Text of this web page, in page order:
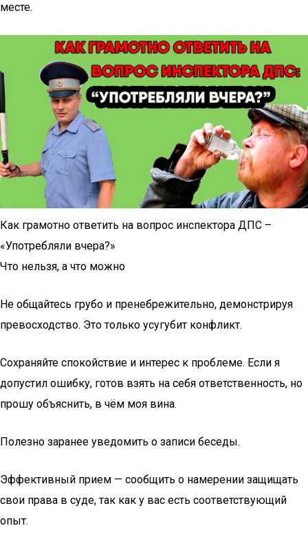
месте.
Как грамотно ответить на вопрос инспектора ДПС –
«Употребляли вчера?»
Что нельзя, а что можно
Не общайтесь грубо и пренебрежительно, демонстрируя
превосходство. Это только усугубит конфликт.
Сохраняйте спокойствие и интерес к проблеме. Если я
допустил ошибку, готов взять на себя ответственность, но
прошу объяснить, в чём моя вина.
Полезно заранее уведомить о записи беседы.
Эффективный прием — сообщить о намерении защищать
свои права в суде, так как у вас есть соответствующий
опыт.